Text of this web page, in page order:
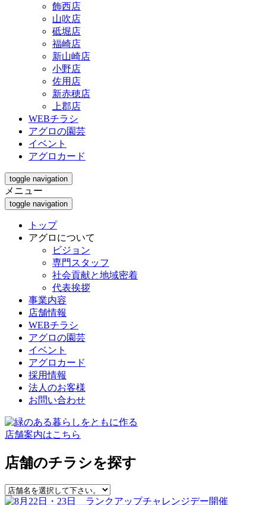
飾西店
山吹店
砥堀店
福崎店
新山崎店
小野店
佐用店
新赤穂店
上郡店
WEBチラシ
アグロの園芸
イベント
アグロカード
toggle navigation
メニュー
toggle navigation
トップ
アグロについて
ビジョン
専門スタッフ
社会貢献と地域密着
代表挨拶
事業内容
店舗情報
WEBチラシ
アグロの園芸
イベント
アグロカード
採用情報
法人のお客様
お問い合わせ
店舗案内はこちら
店舗のチラシを探す